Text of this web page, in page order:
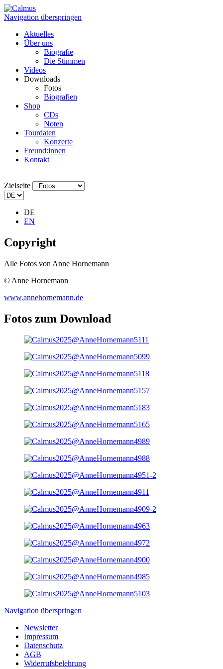
Navigation überspringen
Aktuelles
Über uns
Biografie
Die Stimmen
Videos
Downloads
Fotos
Biografien
Shop
CDs
Noten
Tourdaten
Konzerte
Freund:innen
Kontakt
Zielseite
DE
EN
Copyright
Alle Fotos von Anne Hornemann
© Anne Hornemann
www.annehornemann.de
Fotos zum Download
Navigation überspringen
Newsletter
Impressum
Datenschutz
AGB
Widerrufsbelehrung